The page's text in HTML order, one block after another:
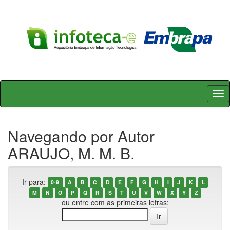
Skip
Navegando por Autor
ARAUJO, M. M. B.
Ir para: 0-9 A B C D E F G H I J K
L
M
N O P Q R S T U V W X Y Z
ou entre com as primeiras letras: